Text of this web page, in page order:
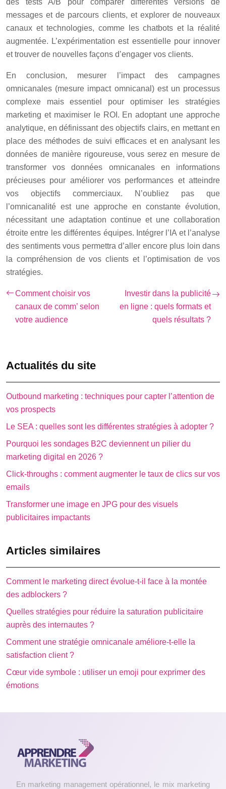
des tests A/B pour comparer différentes versions de
messages et de parcours clients, et explorer de nouveaux
canaux et technologies, comme les chatbots et la réalité
augmentée. L’expérimentation est essentielle pour innover
et trouver de nouvelles façons d’engager vos clients.
En conclusion, mesurer l’impact des campagnes
omnicanales (mesure impact omnicanal) est un processus
complexe mais essentiel pour optimiser les stratégies
marketing et maximiser le ROI. En adoptant une approche
analytique, en définissant des objectifs clairs, en mettant en
place des méthodes de suivi efficaces et en analysant les
données de manière rigoureuse, vous serez en mesure de
transformer vos données omnicanales en informations
précieuses pour améliorer vos performances et atteindre
vos objectifs commerciaux. N’oubliez pas que
l’omnicanalité est une approche en constante évolution,
nécessitant une adaptation continue et une collaboration
étroite entre les différentes équipes. Intégrer l’IA et l’analyse
des sentiments vous permettra d’aller encore plus loin dans
la compréhension de vos clients et l’optimisation de vos
stratégies.
Comment choisir vos
canaux de comm’ selon
votre audience
Investir dans la publicité
en ligne : quels formats et
quels résultats ?
Actualités du site
Outbound marketing : techniques pour capter l’attention de
vos prospects
Le SEA : quelles sont les différentes stratégies à adopter ?
Pourquoi les sondages B2C deviennent un pilier du
marketing digital en 2026 ?
Click-throughs : comment augmenter le taux de clics sur vos
emails
Transformer une image en JPG pour des visuels
publicitaires impactants
Articles similaires
Comment le marketing direct évolue-t-il face à la montée
des adblockers ?
Quelles stratégies pour réduire la saturation publicitaire
auprès des internautes ?
Comment une stratégie omnicanale améliore-t-elle la
satisfaction client ?
Cœur vide symbole : utiliser un emoji pour exprimer des
émotions
En marketing management opérationnel, le mix marketing